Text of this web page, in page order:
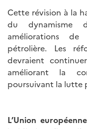
Cette révision à la
du dynamisme
améliorations
pétrolière. Les
devraient
améliorant la
poursuivant la lutte
L’Union